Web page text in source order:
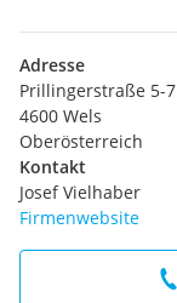
Adresse
Prillingerstraße 5-7
4600 Wels
Oberösterreich
Kontakt
Josef Vielhaber
Firmenwebsite